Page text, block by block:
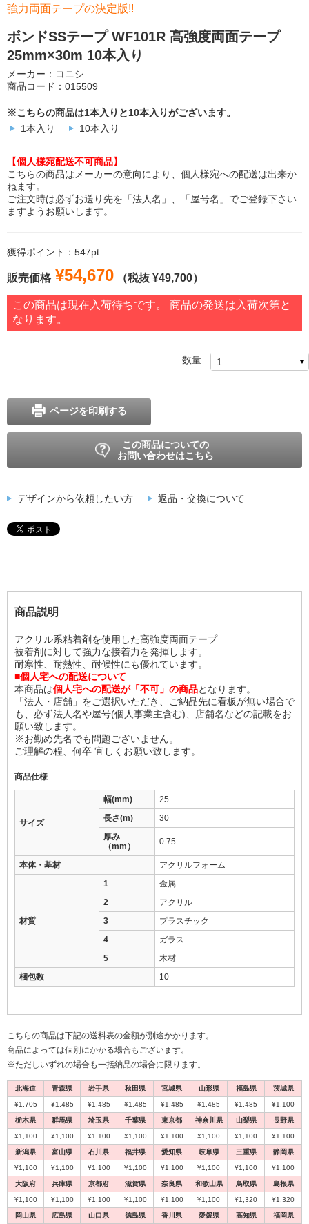
強力両面テープの決定版!!
ボンドSSテープ WF101R 高強度両面テープ
25mm×30m 10本入り
メーカー：コニシ
商品コード：015509
※こちらの商品は1本入りと10本入りがございます。
1本入り
10本入り
【個人様宛配送不可商品】
こちらの商品はメーカーの意向により、個人様宛への配送は出来か
ねます。
ご注文時は必ずお送り先を「法人名」、「屋号名」でご登録下さい
ますようお願いします。
獲得ポイント：547pt
販売価格 ¥54,670 （税抜 ¥49,700）
この商品は現在入荷待ちです。 商品の発送は入荷次第と
なります。
数量
ページを印刷する
この商品についての
お問い合わせはこちら
デザインから依頼したい方 返品・交換について
商品説明
アクリル系粘着剤を使用した高強度両面テープ
被着剤に対して強力な接着力を発揮します。
耐寒性、耐熱性、耐候性にも優れています。
■個人宅への配送について
本商品は個人宅への配送が「不可」の商品となります。
「法人・店舗」をご選択いただき、ご納品先に看板が無い場合で
も、必ず法人名や屋号(個人事業主含む)、店舗名などの記載をお
願い致します。
※お勤め先名でも問題ございません。
ご理解の程、何卒 宜しくお願い致します。
商品仕様
サイズ
幅(mm)
25
長さ(m)
30
厚み
（mm）
0.75
本体・基材 アクリルフォーム
材質
1
金属
2
アクリル
3
プラスチック
4
ガラス
5
木材
梱包数
10
こちらの商品は下記の送料表の金額が別途かかります。
商品によっては個別にかかる場合もございます。
※ただしいずれの場合も一括納品の場合に限ります。
北海道 青森県 岩手県 秋田県 宮城県 山形県 福島県 茨城県
¥1,705 ¥1,485 ¥1,485 ¥1,485 ¥1,485 ¥1,485 ¥1,485 ¥1,100
栃木県 群馬県 埼玉県 千葉県 東京都 神奈川県 山梨県 長野県
¥1,100 ¥1,100 ¥1,100 ¥1,100 ¥1,100 ¥1,100 ¥1,100 ¥1,100
新潟県 富山県 石川県 福井県 愛知県 岐阜県 三重県 静岡県
¥1,100 ¥1,100 ¥1,100 ¥1,100 ¥1,100 ¥1,100 ¥1,100 ¥1,100
大阪府 兵庫県 京都府 滋賀県 奈良県 和歌山県 鳥取県 島根県
¥1,100 ¥1,100 ¥1,100 ¥1,100 ¥1,100 ¥1,100 ¥1,320 ¥1,320
岡山県 広島県 山口県 徳島県 香川県 愛媛県 高知県 福岡県